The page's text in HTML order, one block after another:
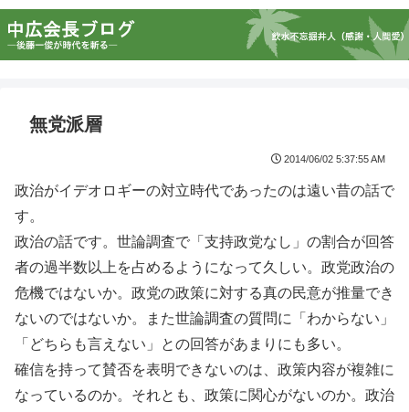
無党派層
2014/06/02 5:37:55 AM
政治がイデオロギーの対立時代であったのは遠い昔の話で
す。
政治の話です。世論調査で「支持政党なし」の割合が回答
者の過半数以上を占めるようになって久しい。政党政治の
危機ではないか。政党の政策に対する真の民意が推量でき
ないのではないか。また世論調査の質問に「わからない」
「どちらも言えない」との回答があまりにも多い。
確信を持って賛否を表明できないのは、政策内容が複雑に
なっているのか。それとも、政策に関心がないのか。政治